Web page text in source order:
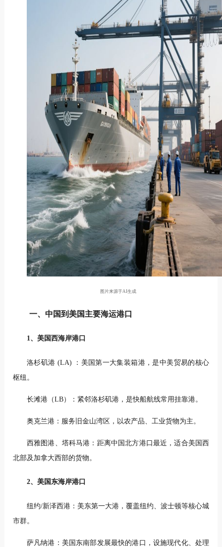
图片来源于AI生成
一、中国到美国主要海运港口
1、美国西海岸港口
洛杉矶港 (LA) ：美国第一大集装箱港，是中美贸易的核心
枢纽。
长滩港（LB）：紧邻洛杉矶港，是快船航线常用挂靠港。
奥克兰港：服务旧金山湾区，以农产品、工业货物为主。
西雅图港、塔科马港：距离中国北方港口最近，适合美国西
北部及加拿大西部的货物。
2、美国东海岸港口
纽约/新泽西港：美东第一大港，覆盖纽约、波士顿等核心城
市群。
萨凡纳港：美国东南部发展最快的港口，设施现代化、处理